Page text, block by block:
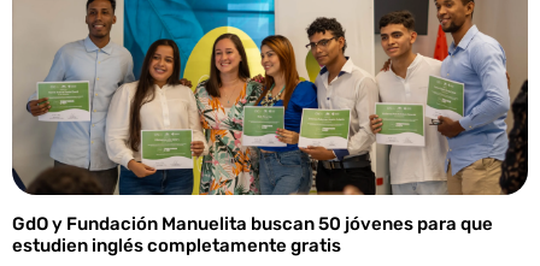
GdO y Fundación Manuelita buscan 50 jóvenes para que
estudien inglés completamente gratis